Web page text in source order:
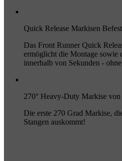
Quick Release Markisen
Das Front Runner Quick
ermöglicht die Montage sowie
innerhalb von Sekunden -
270° Heavy-Duty Markise
Die erste 270 Grad Markise,
Stangen auskommt!